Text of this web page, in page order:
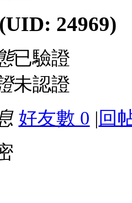
(UID: 24969)
已驗證
未認證
好友數 0 | 回